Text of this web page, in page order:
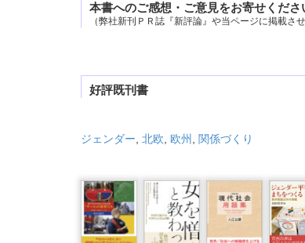
本書へのご感想・ご意見をお寄せくださ
（弊社新刊ＰＲ誌『新評論』や当ページに掲載さ
好評既刊書
ジェンダー 北欧 欧州 関係づくり